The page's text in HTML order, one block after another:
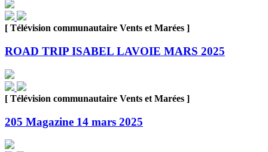
[ Télévision communautaire Vents et Marées ]
ROAD TRIP ISABEL LAVOIE MARS 2025
[ Télévision communautaire Vents et Marées ]
205 Magazine 14 mars 2025